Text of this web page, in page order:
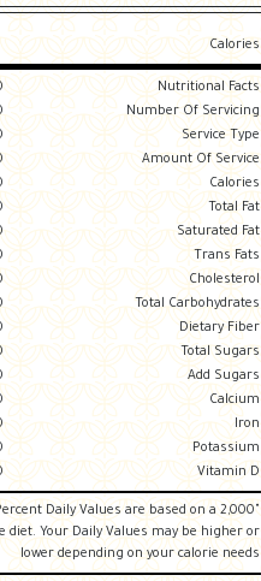
Calories
Nutritional Facts
Number Of Servicing
Service Type
Amount Of Service
Calories
Total Fat
Saturated Fat
Trans Fats
Cholesterol
Total Carbohydrates
Dietary Fiber
Total Sugars
Add Sugars
Calcium
Iron
Potassium
Vitamin D
Daily Values are based on a 2,000
diet. Your Daily Values may be higher or
lower depending on your calorie needs